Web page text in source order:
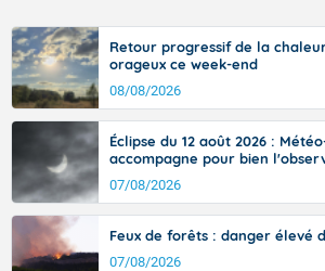
Retour progressif de la
orageux ce week-end
08/08/2026
Éclipse du 12 août 2026 :
accompagne pour bien
07/08/2026
Feux de forêts : danger élevé
07/08/2026